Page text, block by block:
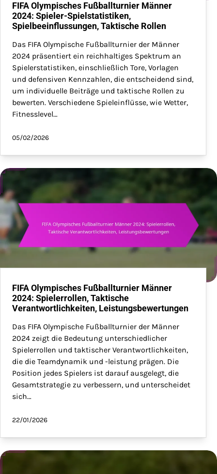
FIFA Olympisches Fußballturnier Männer
2024: Spieler-Spielstatistiken,
Spielbeeinflussungen, Taktische Rollen
Das FIFA Olympische Fußballturnier der Männer
2024 präsentiert ein reichhaltiges Spektrum an
Spielerstatistiken, einschließlich Tore, Vorlagen
und defensiven Kennzahlen, die entscheidend sind,
um individuelle Beiträge und taktische Rollen zu
bewerten. Verschiedene Spieleinflüsse, wie Wetter,
Fitnesslevel…
05/02/2026
FIFA Olympisches Fußballturnier Männer
2024: Spielerrollen, Taktische
Verantwortlichkeiten, Leistungsbewertungen
Das FIFA Olympische Fußballturnier der Männer
2024 zeigt die Bedeutung unterschiedlicher
Spielerrollen und taktischer Verantwortlichkeiten,
die die Teamdynamik und -leistung prägen. Die
Position jedes Spielers ist darauf ausgelegt, die
Gesamtstrategie zu verbessern, und unterscheidet
sich…
22/01/2026